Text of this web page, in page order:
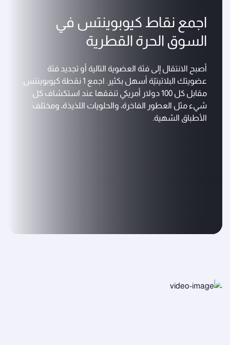
اجمع نقاط كيوبوينتس في
السوق الحرة القطرية
أصبح الانتقال إلى فئة العضوية التالية أو تجديد فئة
عضويتك البلاتينيّة أسهل بكثير. اجمع 1 نقطة كيوبوينتس
مقابل كل 100 دولار أمريكي تنفقها عند استكشاف كل
شيء مثل العطور الفاخرة، والحلويات اللذيذة، ومختلف
الأطباق الشهية.